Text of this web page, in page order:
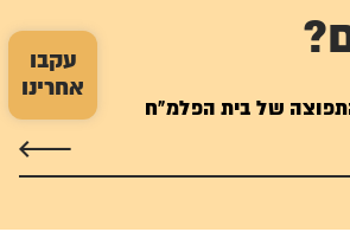
עקבו
אחרינו
של בית הפלמ"ח